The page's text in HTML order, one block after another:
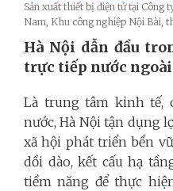
Sản xuất thiết bị điện tử tại
Nam, Khu công nghiệp Nội Bài,
Hà Nội dẫn đầu
trực tiếp nước ngoài
Là trung tâm kinh tế,
nước, Hà Nội tận dụng
xã hội phát triển bền
dồi dào, kết cấu hạ
tiềm năng để thực